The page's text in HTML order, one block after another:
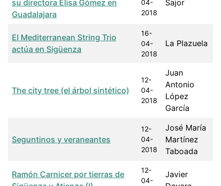
su directora Elisa Gómez en
Guadalajara
04-
2018
Sajor
El Mediterranean String Trio
actúa en Sigüenza
16-
04-
2018
La Plazuela
The city tree (el árbol sintético)
12-
04-
2018
Juan
Antonio
López
García
Seguntinos y veraneantes
12-
04-
2018
José María
Martínez
Taboada
Ramón Carnicer por tierras de
12-
04-
Javier